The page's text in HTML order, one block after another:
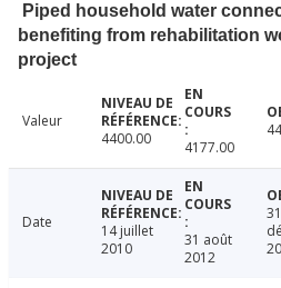
Piped household water
benefiting from rehabilitation
project
Valeur
4400.00
4177.00
Date
14 juillet
2010
31 août
2012
31